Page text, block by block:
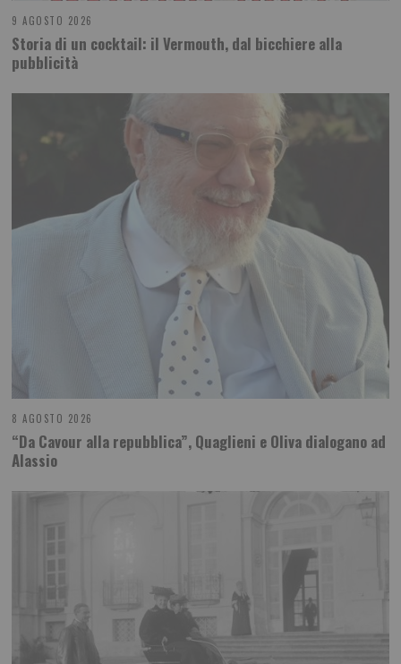
9 AGOSTO 2026
Storia di un cocktail: il Vermouth, dal bicchiere alla
pubblicità
8 AGOSTO 2026
“Da Cavour alla repubblica”, Quaglieni e Oliva dialogano ad
Alassio